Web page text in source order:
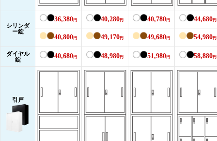
シリンダ
ー錠
36,380円 40,280円 40,780円 44,680円
40,800円 49,170円 49,680円 54,980円
ダイヤル
錠
40,680円 48,980円 51,980円 58,880円
引戸